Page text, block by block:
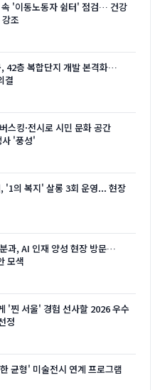
속 '이동노동자 쉼터' 점검… 건강
조
42층 복합단지 개발 본격화…
결
스킹·전시로 시민 문화 공간
'풍성'
'1의 복지' 살롱 3회 운영... 현장
과, AI 인재 양성 현장 방문…
모색
'찐 서울' 경험 선사할 2026 우수
정
균형' 미술전시 연계 프로그램